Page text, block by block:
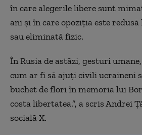
în care alegerile libere sunt
ani și în care opoziția este
sau eliminată fizic.
În Rusia de astăzi, gesturi
cum ar fi să ajuți civili ucraineni
buchet de flori în memoria lui
costa libertatea.”, a scris Andrei
socială X.